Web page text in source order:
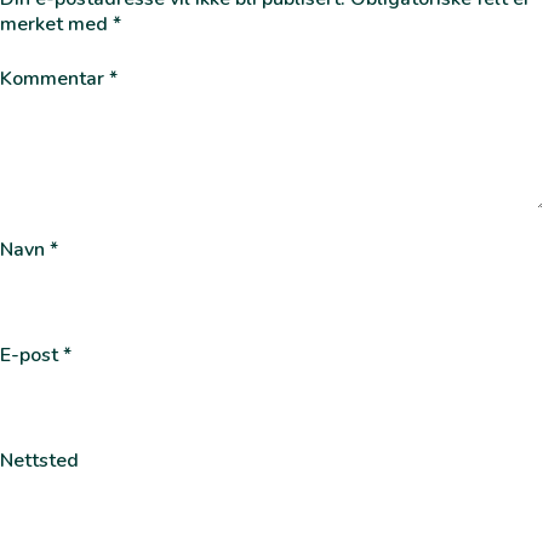
merket med *
Kommentar*
Navn *
E-post*
Nettsted